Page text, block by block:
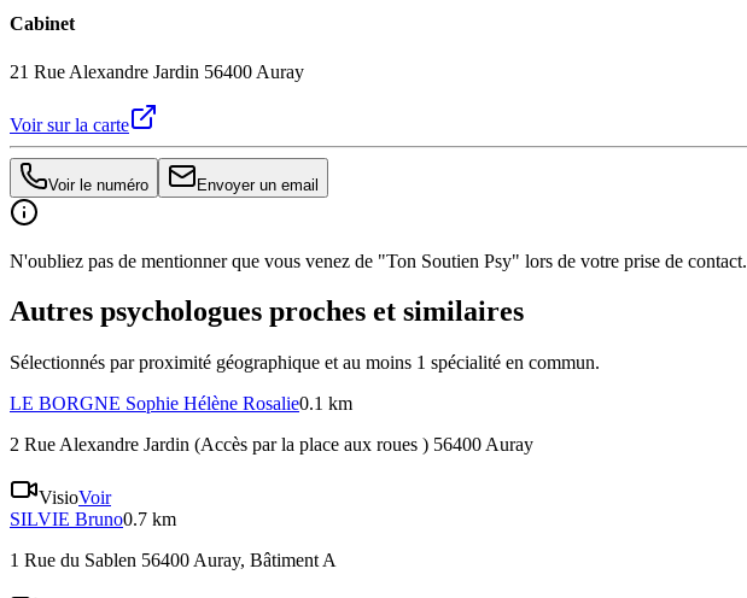
Cabinet
21 Rue Alexandre Jardin 56400 Auray
Voir sur la carte
Voir le numéro Envoyer un email
N'oubliez pas de mentionner que vous venez de "Ton Soutien Psy" lors de votre prise de contact.
Autres psychologues proches et similaires
Sélectionnés par proximité géographique et au moins 1 spécialité en commun.
LE BORGNE Sophie Hélène Rosalie0.1 km
2 Rue Alexandre Jardin (Accès par la place aux roues ) 56400 Auray
VisioVoir
SILVIE Bruno0.7 km
1 Rue du Sablen 56400 Auray, Bâtiment A